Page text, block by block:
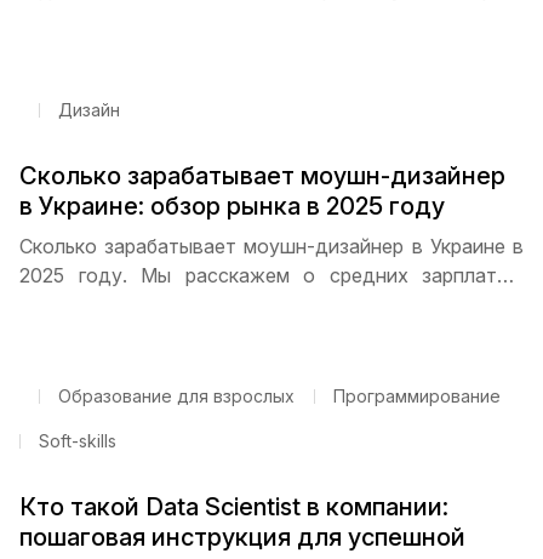
как начать карьеру с нуля
Дизайн
Сколько зарабатывает моушн-дизайнер
в Украине: обзор рынка в 2025 году
Сколько зарабатывает моушн-дизайнер в Украине в
2025 году. Мы расскажем о средних зарплатах,
Образование для взрослых Программирование
Soft-skills
Кто такой Data Scientist в компании:
пошаговая инструкция для успешной